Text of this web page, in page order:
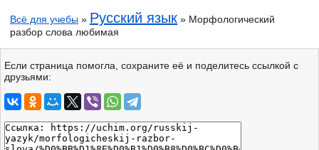
Всё для учебы » Русский язык » Морфологический
разбор слова любимая
Если страница помогла, сохраните её и поделитесь ссылкой с
друзьями: